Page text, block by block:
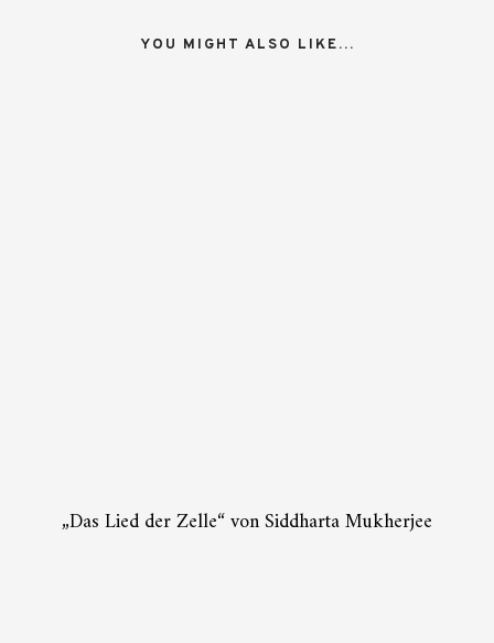
YOU MIGHT ALSO LIKE...
„Das Lied der Zelle“ von Siddharta Mukherjee